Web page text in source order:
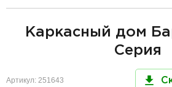
Каркасный дом
Серия
Артикул: 251643